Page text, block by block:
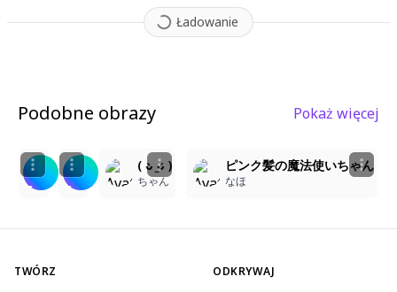
Ładowanie
Podobne obrazy Pokaż więcej
魔法少女
EdgyHog
魔法少女
EdgyHog
( ᴗ̀ ̫ᴗ́ )
ちゃん
ピンク髪の魔法使いちゃん
なほ
TWÓRZ ODKRYWAJ